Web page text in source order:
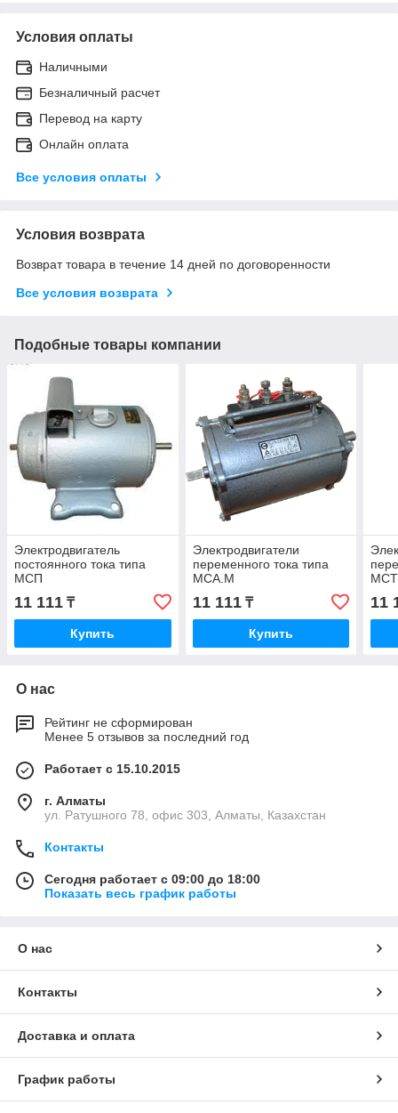
Условия оплаты
Наличными
Безналичный расчет
Перевод на карту
Онлайн оплата
Все условия оплаты
Условия возврата
Возврат товара в течение 14 дней по договоренности
Все условия возврата
Подобные товары компании
Электродвигатель
постоянного тока типа
МСП
11 111 ₸
Купить
Электродвигатели
переменного тока типа
МСА.М
11 111₸
Купить
11
О нас
Рейтинг не сформирован
Менее 5 отзывов за последний год
Работает с 15.10.2015
г. Алматы
ул. Ратушного 78, офис 303, Алматы, Казахстан
Контакты
Сегодня работает с 09:00 до 18:00
Показать весь график работы
О нас
Контакты
Доставка и оплата
График работы